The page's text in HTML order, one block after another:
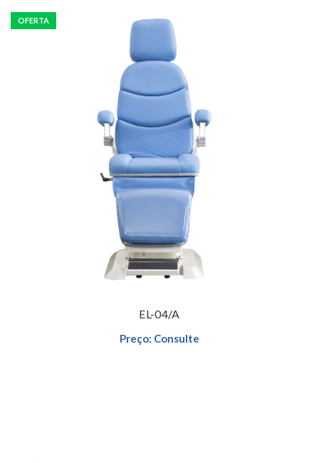
OFERTA
Preço: Consulte
EL-04/A
Preço: Consulte